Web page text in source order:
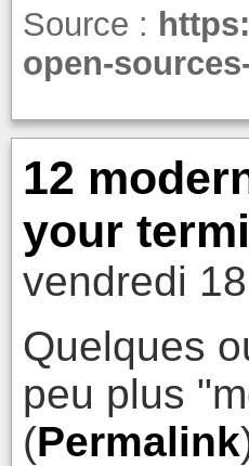
Source :
open-
12
your
vendredi
Quelques
peu plus
(Permalink